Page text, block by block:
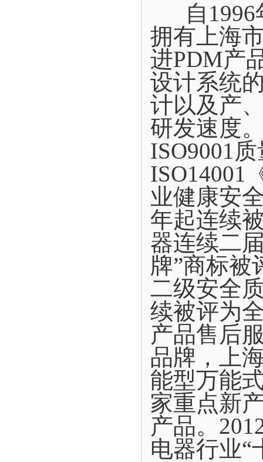
自1996
拥有上海
进PDM产
设计系统
计以及产
研发速度
ISO9001
ISO14001
业健康安
年起连续
器连续二
牌”商标被
二级安全
续被评为
产品售后
品牌，上
能型万能
家重点新
产品。
电器行业“